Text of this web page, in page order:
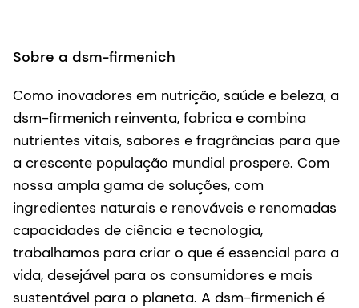
Sobre a dsm-firmenich
Como inovadores em nutrição, saúde e beleza, a
dsm-firmenich reinventa, fabrica e combina
nutrientes vitais, sabores e fragrâncias para que
a crescente população mundial prospere. Com
nossa ampla gama de soluções, com
ingredientes naturais e renováveis e renomadas
capacidades de ciência e tecnologia,
trabalhamos para criar o que é essencial para a
vida, desejável para os consumidores e mais
sustentável para o planeta. A dsm-firmenich é